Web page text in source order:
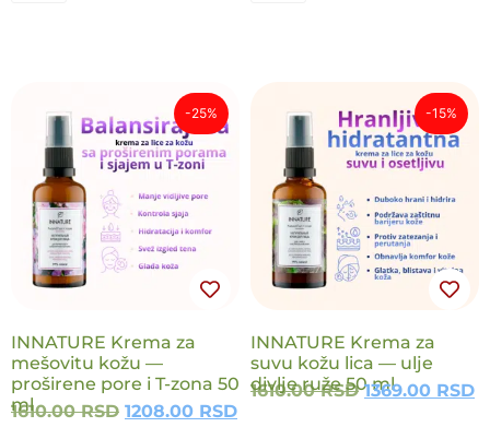
NOVO
-25%
INNATURE Krema za
mešovitu kožu —
proširene pore i T-zona 50
ml
1610.00RSD 1208.00 RSD
NOVO
-15%
INNATURE Krema za
suvu kožu lica — ulje
divlje ruže 50 ml
1610.00RSD 1369.00 RSD